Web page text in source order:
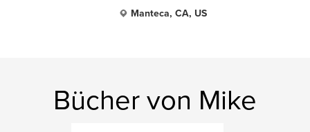
Manteca, CA, US
Bücher von Mike